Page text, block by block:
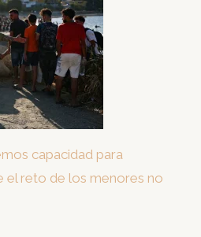
capacidad para
el reto de los menores no